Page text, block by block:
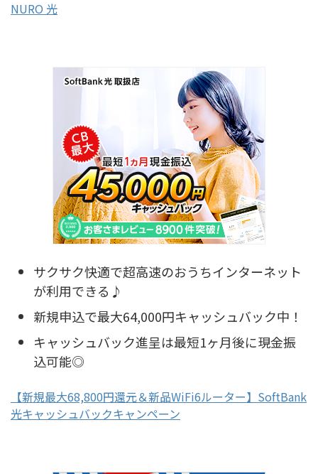
NURO 光
サクサク快適で超高速のおうちインターネット
が利用できる♪
新規申込で最大64,000円キャッシュバック中！
キャッシュバック進呈は最短1ヶ月後に現金振
込可能◎
【新規最大68,800円還元＆新品WiFi6ルーター】SoftBank
光キャッシュバックキャンペーン